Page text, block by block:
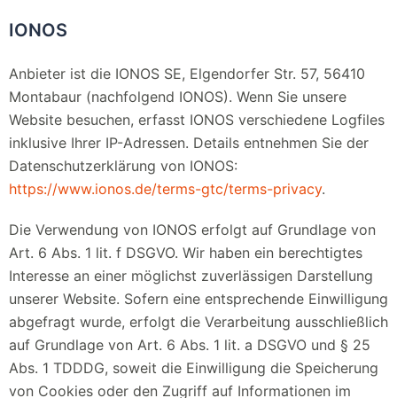
IONOS
Anbieter ist die IONOS SE, Elgendorfer Str. 57, 56410
Montabaur (nachfolgend IONOS). Wenn Sie unsere
Website besuchen, erfasst IONOS verschiedene Logfiles
inklusive Ihrer IP-Adressen. Details entnehmen Sie der
Datenschutzerklärung von IONOS:
https://www.ionos.de/terms-gtc/terms-privacy.
Die Verwendung von IONOS erfolgt auf Grundlage von
Art. 6 Abs. 1 lit. f DSGVO. Wir haben ein berechtigtes
Interesse an einer möglichst zuverlässigen Darstellung
unserer Website. Sofern eine entsprechende Einwilligung
abgefragt wurde, erfolgt die Verarbeitung ausschließlich
auf Grundlage von Art. 6 Abs. 1 lit. a DSGVO und § 25
Abs. 1 TDDDG, soweit die Einwilligung die Speicherung
von Cookies oder den Zugriff auf Informationen im